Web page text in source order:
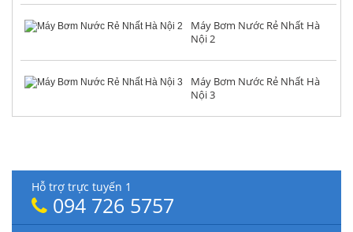
Máy Bơm Nước Rẻ Nhất Hà
Nội 2
Máy Bơm Nước Rẻ Nhất Hà
Nội 3
Hỗ trợ trực tuyến 1
094 726 5757